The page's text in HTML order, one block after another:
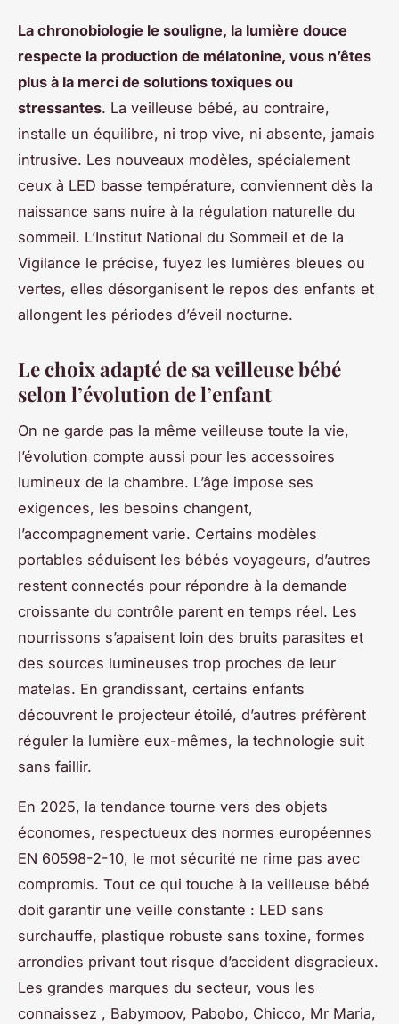
La chronobiologie le souligne, la lumière douce
respecte la production de mélatonine, vous n’êtes
plus à la merci de solutions toxiques ou
stressantes. La veilleuse bébé, au contraire,
installe un équilibre, ni trop vive, ni absente, jamais
intrusive. Les nouveaux modèles, spécialement
ceux à LED basse température, conviennent dès la
naissance sans nuire à la régulation naturelle du
sommeil. L’Institut National du Sommeil et de la
Vigilance le précise, fuyez les lumières bleues ou
vertes, elles désorganisent le repos des enfants et
allongent les périodes d’éveil nocturne.
Le choix adapté de sa veilleuse bébé
selon l’évolution de l’enfant
On ne garde pas la même veilleuse toute la vie,
l’évolution compte aussi pour les accessoires
lumineux de la chambre. L’âge impose ses
exigences, les besoins changent,
l’accompagnement varie. Certains modèles
portables séduisent les bébés voyageurs, d’autres
restent connectés pour répondre à la demande
croissante du contrôle parent en temps réel. Les
nourrissons s’apaisent loin des bruits parasites et
des sources lumineuses trop proches de leur
matelas. En grandissant, certains enfants
découvrent le projecteur étoilé, d’autres préfèrent
réguler la lumière eux-mêmes, la technologie suit
sans faillir.
En 2025, la tendance tourne vers des objets
économes, respectueux des normes européennes
EN 60598-2-10, le mot sécurité ne rime pas avec
compromis. Tout ce qui touche à la veilleuse bébé
doit garantir une veille constante : LED sans
surchauffe, plastique robuste sans toxine, formes
arrondies privant tout risque d’accident disgracieux.
Les grandes marques du secteur, vous les
connaissez , Babymoov, Pabobo, Chicco, Mr Maria,